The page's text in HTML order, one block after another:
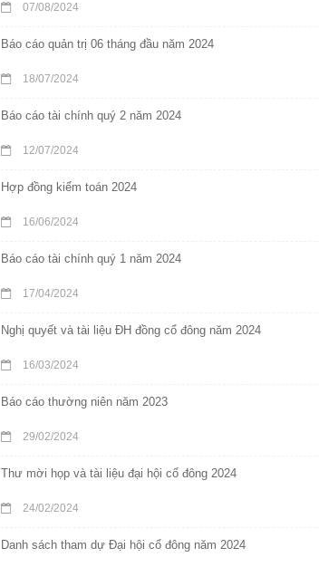
07/08/2024
Báo cáo quản trị 06 tháng đầu năm 2024
18/07/2024
Báo cáo tài chính quý 2 năm 2024
12/07/2024
Hợp đồng kiểm toán 2024
16/06/2024
Báo cáo tài chính quý 1 năm 2024
17/04/2024
Nghị quyết và tài liệu ĐH đồng cổ đông năm 2024
16/03/2024
Báo cáo thường niên năm 2023
29/02/2024
Thư mời họp và tài liệu đại hội cổ đông 2024
24/02/2024
Danh sách tham dự Đại hội cổ đông năm 2024